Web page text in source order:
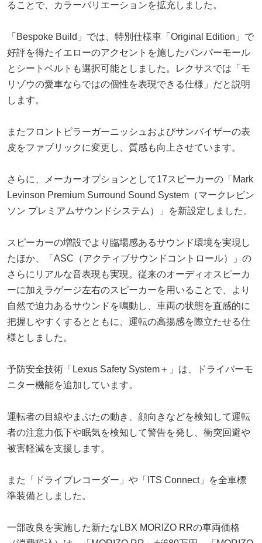
ることで、カラーバリエーションを拡充しました。
「Bespoke Build」では、特別仕様車「Original Edition」で
好評を得たイエローのアクセントを施したバンパーモール
とシートベルトも選択可能としました。レクサスでは「モ
リゾウの愛車ならではの個性を表現できる仕様」だと説明
します。
またフロントピラーガーニッシュおよびサンバイザーの表
皮をファブリックに変更し、質感も向上させています。
さらに、メーカーオプションとして17スピーカーの「Mark
Levinson Premium Surround Sound System（マークレビン
ソン プレミアムサウンドシステム）」を新設定しました。
スピーカーの増設でより臨場感あるサウンド環境を実現し
たほか、「ASC（アクティブサウンドコントロール）」の
さらにリアルな音表現も実現。従来のオーディオスピーカ
ーに加えラゲージ左右のスピーカーを用いることで、より
自然で迫力あるサウンドを鳴動し、車両の状態を直感的に
把握しやすくするとともに、運転の高揚感を際立たせる仕
様としました。
予防安全技術「Lexus Safety System＋」は、ドライバーモ
ニター機能を追加しています。
運転者の目線やまぶたの動き、顔向きなどを検知して運転
者の注意力低下や眠気を検知して警告を発し、衝突回避や
被害軽減を支援します。
また「ドライブレコーダー」や「ITS Connect」を全車標
準装備としました。
一部改良を実施した新たなLBX MORIZO RRの車両価格